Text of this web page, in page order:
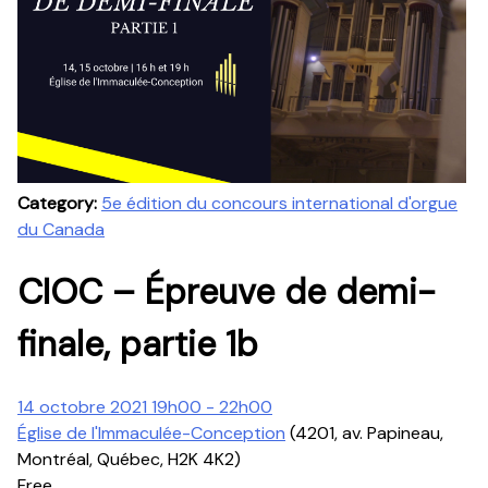
Category: 5e édition du concours international d'orgue
du Canada
CIOC – Épreuve de demi-
finale, partie 1b
14 octobre 2021 19h00 - 22h00
Église de l'Immaculée-Conception (4201, av. Papineau,
Montréal, Québec, H2K 4K2)